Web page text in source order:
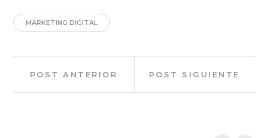
MARKETING DIGITAL
Navegación
de
POST ANTERIOR
anterior:POST SIGUIENTE